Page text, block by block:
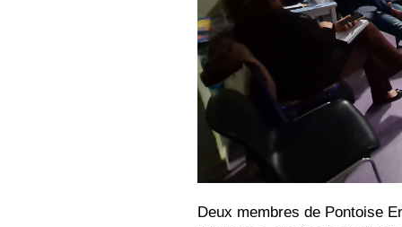
Deux membres de Pontoise